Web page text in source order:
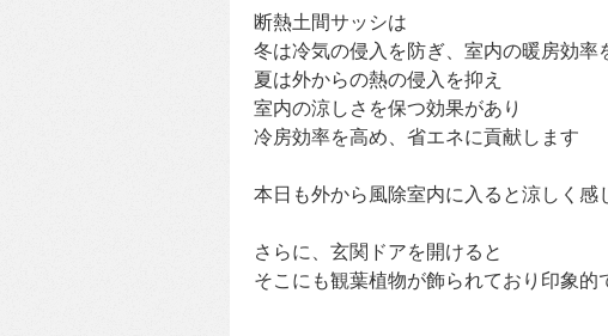
断熱土間サッシは
冬は冷気の侵入を防ぎ、室内の暖房効率
夏は外からの熱の侵入を抑え
室内の涼しさを保つ効果があり
冷房効率を高め、省エネに貢献します
本日も外から風除室内に入ると涼しく感
さらに、玄関ドアを開けると
そこにも観葉植物が飾られており印象的